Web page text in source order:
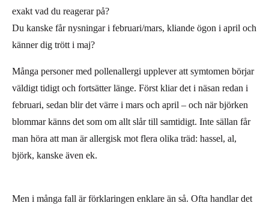
exakt vad du reagerar på?
Du kanske får nysningar i februari/mars, kliande ögon i april och
känner dig trött i maj?
Många personer med pollenallergi upplever att symtomen börjar
väldigt tidigt och fortsätter länge. Först kliar det i näsan redan i
februari, sedan blir det värre i mars och april – och när björken
blommar känns det som om allt slår till samtidigt. Inte sällan får
man höra att man är allergisk mot flera olika träd: hassel, al,
björk, kanske även ek.
Men i många fall är förklaringen enklare än så. Ofta handlar det